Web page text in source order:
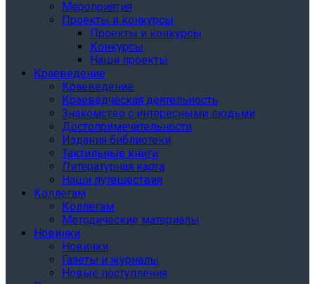
Мероприятия
Проекты и конкурсы
Проекты и конкурсы
Конкурсы
Наши проекты
Краеведение
Краеведение
Краеведческая деятельность
Знакомство с интересными людьми
Достопримечательности
Издания библиотеки
Тактильные книги
Литературная карта
Наши путешествия
Коллегам
Коллегам
Методические материалы
Новинки
Новинки
Газеты и журналы
Новые поступления